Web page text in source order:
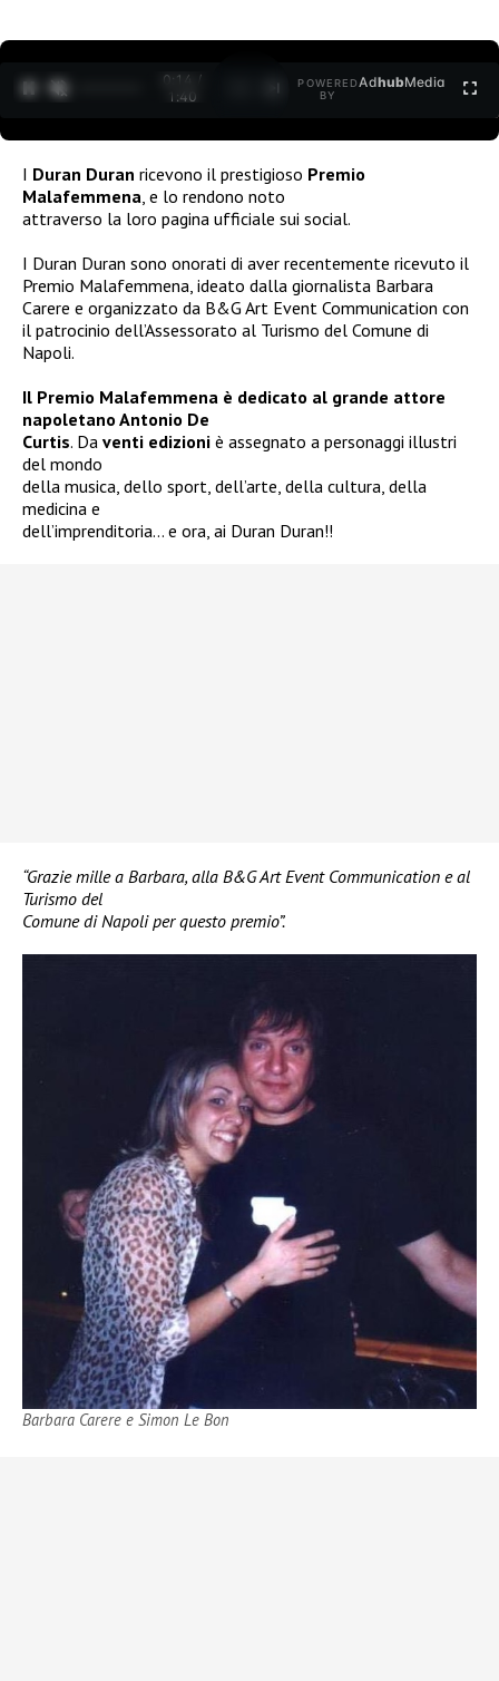
0:14 /
1:40
POWERED
BY
AdhubMedia
I Duran Duran ricevono il prestigioso Premio
Malafemmena , e lo rendono noto
attraverso la loro pagina ufficiale sui social.
I Duran Duran sono onorati di aver recentemente ricevuto il
Premio Malafemmena, ideato dalla giornalista Barbara
Carere e organizzato da B&G Art Event Communication con
il patrocinio dell’Assessorato al Turismo del Comune di
Napoli.
Il Premio Malafemmena è dedicato al grande attore
napoletano Antonio De
Curtis. Da venti edizioni è assegnato a personaggi illustri
del mondo
della musica, dello sport, dell’arte, della cultura, della
medicina e
dell’imprenditoria… e ora, ai Duran Duran!!
“Grazie mille a Barbara, alla B&G Art Event Communication e al
Turismo del
Comune di Napoli per questo premio”.
Barbara Carere e Simon Le Bon